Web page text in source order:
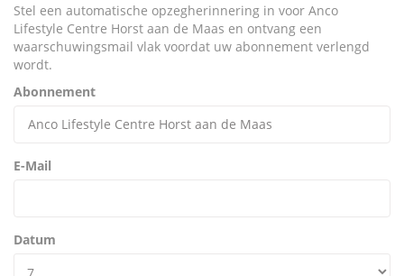
Stel een automatische opzegherinnering in voor Anco
Lifestyle Centre Horst aan de Maas en ontvang een
waarschuwingsmail vlak voordat uw abonnement verlengd
wordt.
Abonnement
E-Mail
Datum